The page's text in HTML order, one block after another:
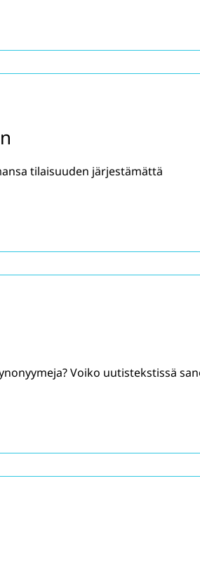
tilaisuuden järjestämättä
Voiko uutistekstissä